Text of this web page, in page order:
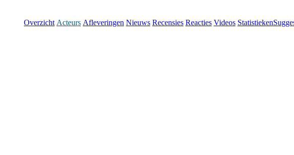
Overzicht Acteurs Afleveringen Nieuws Recensies Reacties Videos Statistieken